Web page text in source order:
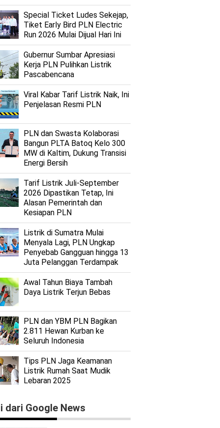
Special Ticket Ludes Sekejap,
Tiket Early Bird PLN Electric
Run 2026 Mulai Dijual Hari Ini
Gubernur Sumbar Apresiasi
Kerja PLN Pulihkan Listrik
Pascabencana
Viral Kabar Tarif Listrik Naik, Ini
Penjelasan Resmi PLN
PLN dan Swasta Kolaborasi
Bangun PLTA Batoq Kelo 300
MW di Kaltim, Dukung Transisi
Energi Bersih
Tarif Listrik Juli-September
2026 Dipastikan Tetap, Ini
Alasan Pemerintah dan
Kesiapan PLN
Listrik di Sumatra Mulai
Menyala Lagi, PLN Ungkap
Penyebab Gangguan hingga 13
Juta Pelanggan Terdampak
Awal Tahun Biaya Tambah
Daya Listrik Terjun Bebas
PLN dan YBM PLN Bagikan
2.811 Hewan Kurban ke
Seluruh Indonesia
Tips PLN Jaga Keamanan
Listrik Rumah Saat Mudik
Lebaran 2025
dari Google News